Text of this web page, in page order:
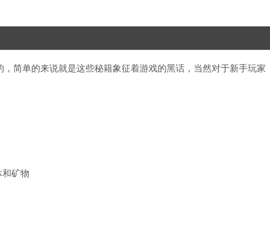
简单的来说就是这些秘籍象征着游戏的黑话，当然对于新手玩家
和矿物